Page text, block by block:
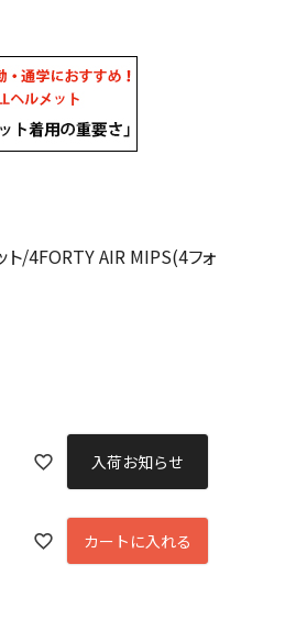
/4FORTY AIR MIPS(4フォ
入荷お知らせ
カートに入れる